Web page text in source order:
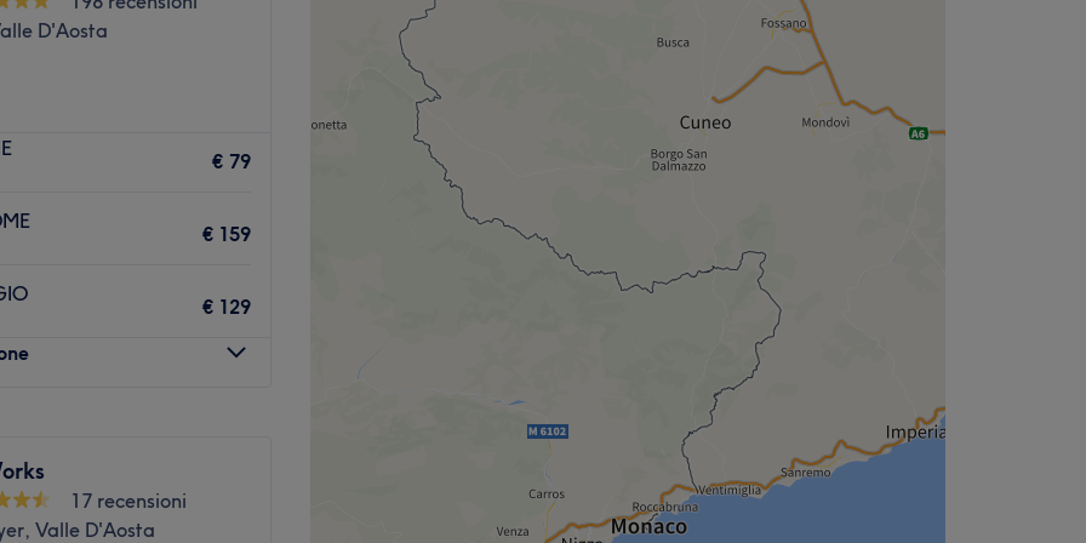
Emilius 10, ad Aosta,
cura di sè.
- Autostazione dei bus
per prendersi cura di
bellezza espressa.
D'Aosta
€ 79
€ 159
€ 129
17 recensioni
Valle D'Aosta